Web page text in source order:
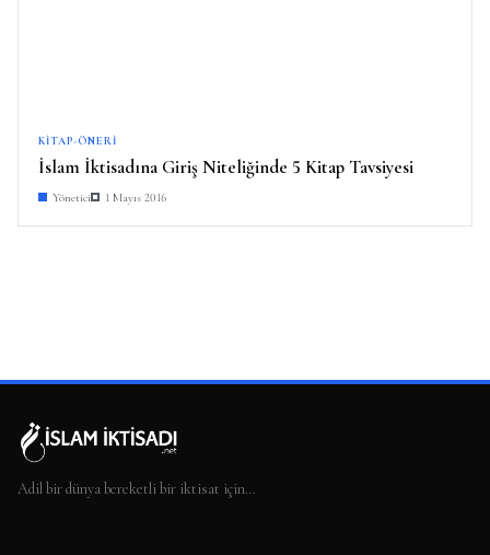
KITAP-ÖNERI
İslam İktisadına Giriş Niteliğinde 5 Kitap Tavsiyesi
Yönetici 1 Mayıs 2016
Adil bir dünya bereketli bir iktisat için…